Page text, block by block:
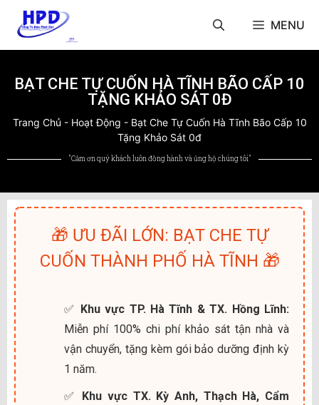
MENU
BẠT CHE TỰ CUỐN HÀ TĨNH BÃO CẤP 10
TẶNG KHẢO SÁT 0Đ
Trang Chủ - Hoạt Động - Bạt Che Tự Cuốn Hà Tĩnh Bão Cấp 10
Tặng Khảo Sát 0đ
"Cảm ơn quý khách luôn đồng hành và ủng hộ chúng tôi"
🎁 ƯU ĐÃI LỚN: BẠT CHE TỰ
CUỐN THÀNH PHỐ HÀ TĨNH 🎁
✅ Khu vực TP. Hà Tĩnh & TX. Hồng Lĩnh:
Miễn phí 100% chi phí khảo sát tận nhà và
vận chuyển, tặng kèm gói bảo dưỡng định kỳ
1 năm.
✅ Khu vực TX. Kỳ Anh, Thạch Hà, Cẩm